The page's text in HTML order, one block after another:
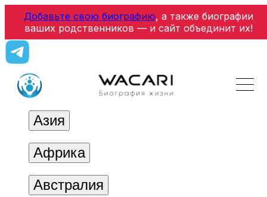
Добавьте свою биографию, а также биографии
ваших родственников — и сайт объединит их!
Азия
Африка
Австралия